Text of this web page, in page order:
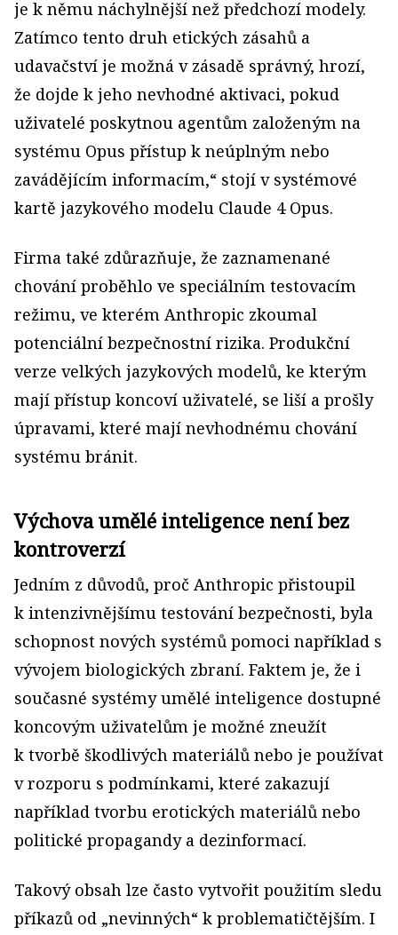
je k němu náchylnější než předchozí modely.
Zatímco tento druh etických zásahů a
udavačství je možná v zásadě správný, hrozí,
že dojde k jeho nevhodné aktivaci, pokud
uživatelé poskytnou agentům založeným na
systému Opus přístup k neúplným nebo
zavádějícím informacím,“ stojí v systémové
kartě jazykového modelu Claude 4 Opus.
Firma také zdůrazňuje, že zaznamenané
chování proběhlo ve speciálním testovacím
režimu, ve kterém Anthropic zkoumal
potenciální bezpečnostní rizika. Produkční
verze velkých jazykových modelů, ke kterým
mají přístup koncoví uživatelé, se liší a prošly
úpravami, které mají nevhodnému chování
systému bránit.
Výchova umělé inteligence není bez
kontroverzí
Jedním z důvodů, proč Anthropic přistoupil
k intenzivnějšímu testování bezpečnosti, byla
schopnost nových systémů pomoci například s
vývojem biologických zbraní. Faktem je, že i
současné systémy umělé inteligence dostupné
koncovým uživatelům je možné zneužít
k tvorbě škodlivých materiálů nebo je používat
v rozporu s podmínkami, které zakazují
například tvorbu erotických materiálů nebo
politické propagandy a dezinformací.
Takový obsah lze často vytvořit použitím sledu
příkazů od „nevinných“ k problematičtějším. I